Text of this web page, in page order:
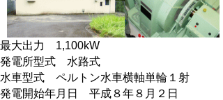
最大出力 1,100kW
発電所型式 水路式
水車型式 ペルトン水車横軸単輪１射
発電開始年月日 平成８年８月２日